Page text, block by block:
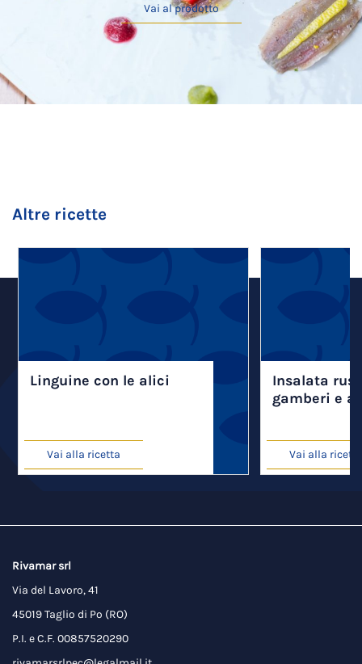
Vai al prodotto
Altre ricette
Linguine con le alici
Vai alla ricetta
Insalata
gamberi e
Vai alla ricetta
Rivamar srl
Via del Lavoro, 41
45019 Taglio di Po (RO)
P.I. e C.F. 00857520290